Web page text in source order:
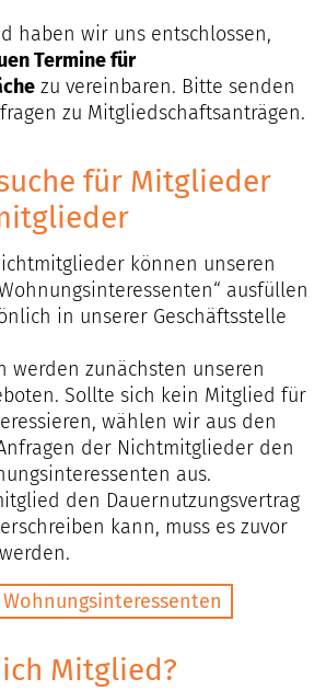
haben wir uns entschlossen,
Termine für
zu vereinbaren. Bitte senden
zu Mitgliedschaftsanträgen.
für Mitglieder
können unseren
ausfüllen
in unserer Geschäftsstelle
werden zunächsten unseren
Sollte sich kein Mitglied für
wählen wir aus den
der Nichtmitglieder den
aus.
den Dauernutzungsvertrag
kann, muss es zuvor
Mitglied?